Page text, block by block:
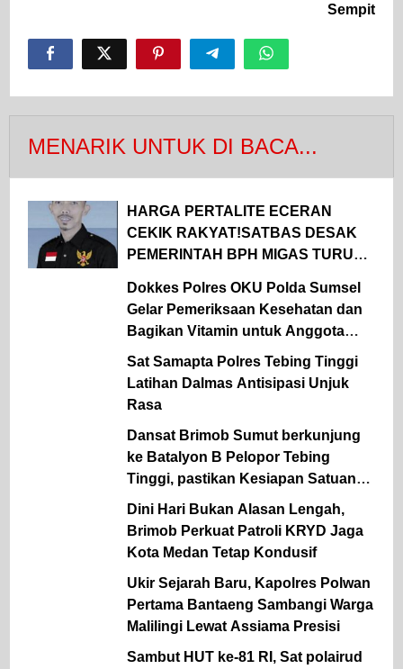
Sempit
MENARIK UNTUK DI BACA...
HARGA PERTALITE ECERAN
CEKIK RAKYAT!SATBAS DESAK
PEMERINTAH BPH MIGAS TURUN
Dokkes Polres OKU Polda Sumsel
Gelar Pemeriksaan Kesehatan dan
Bagikan Vitamin untuk Anggota
Polsek Semidang Aji
Sat Samapta Polres Tebing Tinggi
Latihan Dalmas Antisipasi Unjuk
Rasa
Dansat Brimob Sumut berkunjung
ke Batalyon B Pelopor Tebing
Tinggi, pastikan Kesiapan Satuan
dan dukung ketahanan Pangan
Dini Hari Bukan Alasan Lengah,
Brimob Perkuat Patroli KRYD Jaga
Kota Medan Tetap Kondusif
Ukir Sejarah Baru, Kapolres Polwan
Pertama Bantaeng Sambangi Warga
Malilingi Lewat Assiama Presisi
Sambut HUT ke-81 RI, Sat polairud